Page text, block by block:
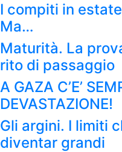
I compiti in
Ma…
Maturità. La
rito di passaggio
A GAZA C’E’
DEVASTAZIONE!
Gli argini. I limiti
diventar grandi